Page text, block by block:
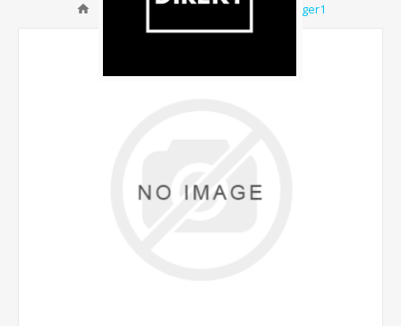
Fronius Wattpilot Home 22 J 2.0 - Lager1